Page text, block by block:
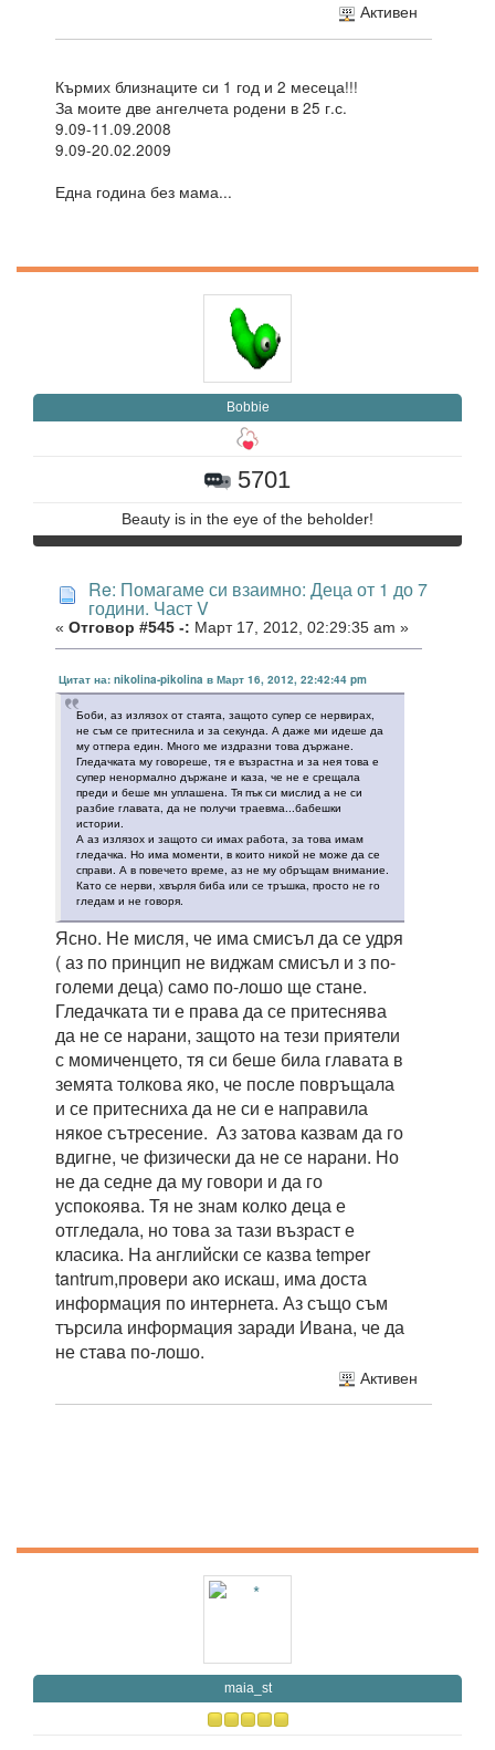
Активен
Кърмих близнаците си 1 год и 2 месеца!!!
За моите две ангелчета родени в 25 г.с.
9.09-11.09.2008
9.09-20.02.2009
Една година без мама...
Bobbie
5701
Beauty is in the eye of the beholder!
Re: Помагаме си взаимно: Деца от 1 до 7
години. Част V
« Отговор #545 -: Март 17, 2012, 02:29:35 am »
Цитат на: nikolina-pikolina в Март 16, 2012, 22:42:44 pm
Боби, аз излязох от стаята, защото супер се нервирах,
не съм се притеснила и за секунда. А даже ми идеше да
му отпера един. Много ме издразни това държане.
Гледачката му говореше, тя е възрастна и за нея това е
супер ненормално държане и каза, че не е срещала
преди и беше мн уплашена. Тя пък си мислид а не си
разбие главата, да не получи траевма...бабешки
истории.
А аз излязох и защото си имах работа, за това имам
гледачка. Но има моменти, в които никой не може да се
справи. А в повечето време, аз не му обръщам внимание.
Като се нерви, хвърля биба или се тръшка, просто не го
гледам и не говоря.
Ясно. Не мисля, че има смисъл да се удря
( аз по принцип не виджам смисъл и з по-
големи деца) само по-лошо ще стане.
Гледачката ти е права да се притеснява
да не се нарани, защото на тези приятели
с момиченцето, тя си беше била главата в
земята толкова яко, че после повръщала
и се притесниха да не си е направила
някое сътресение. Аз затова казвам да го
вдигне, че физически да не се нарани. Но
не да седне да му говори и да го
успокоява. Тя не знам колко деца е
отгледала, но това за тази възраст е
класика. На английски се казва temper
tantrum,провери ако искаш, има доста
информация по интернета. Аз също съм
търсила информация заради Ивана, че да
не става по-лошо.
Активен
maia_st